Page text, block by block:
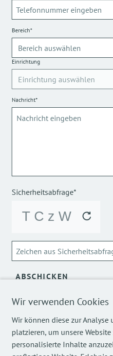
Wir verwenden Cookies
Wir können diese zur Analyse
platzieren, um unsere
personalisierte Inhalte
Bereich*
Einrichtung
Nachricht*
Sicherheitsabfrage*
ABSCHICKEN
Über die Verarbeitung meiner